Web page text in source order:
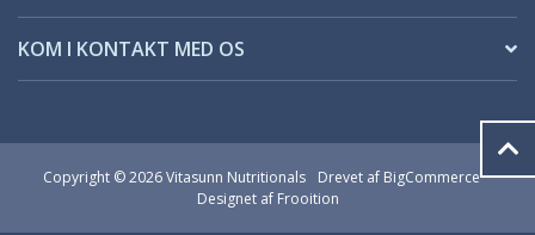
KOM I KONTAKT MED OS
Copyright © 2026 Vitasunn Nutritionals Drevet af BigCommerce
Designet af Frooition